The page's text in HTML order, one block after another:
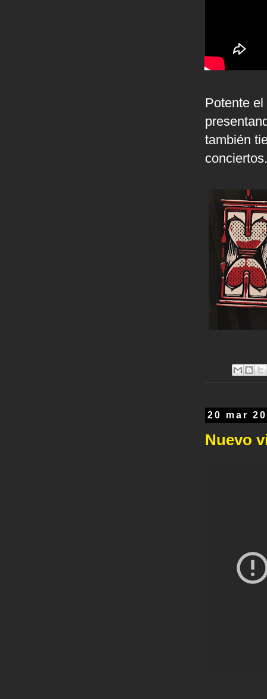
Potente
también
conciertos.
20 mar
Nuevo